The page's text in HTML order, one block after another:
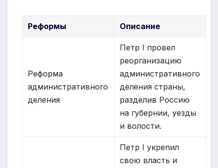
Реформы Описание
Реформа
административного
деления
Петр I провел
реорганизацию
административного
деления страны,
разделив Россию
на губернии, уезды
и волости.
Петр I укрепил
свою власть и